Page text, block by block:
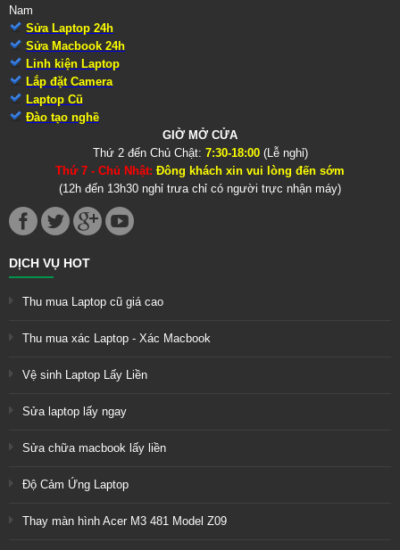
Nam
Sửa Laptop 24h
Sửa Macbook 24h
Linh kiện Laptop
Lắp đặt Camera
Laptop Cũ
Đào tạo nghề
GIỜ MỞ CỬA
Thứ 2 đến Chủ Chật: 7:30-18:00(Lễ nghỉ)
Thứ 7 - Chủ Nhật: Đông khách xin vui lòng đến sớm
(12h đến 13h30 nghỉ trưa chỉ có người trực nhận máy)
DỊCH VỤ HOT
Thu mua Laptop cũ giá cao
Thu mua xác Laptop - Xác Macbook
Vệ sinh Laptop Lấy Liền
Sửa laptop lấy ngay
Sửa chữa macbook lấy liền
Độ Cảm Ứng Laptop
Thay màn hình Acer M3 481 Model Z09